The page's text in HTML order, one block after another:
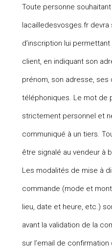
Toute personne
lacailledesvosges.fr devra
d’inscription lui
client, en indiquant son
prénom, son adresse, ses
téléphoniques. Le mot de
strictement personnel et
communiqué à un tiers.
être signalé au vendeur à
Les modalités de mise à
commande (mode et
lieu, date et heure, etc.)
avant la validation de la
sur l’email de